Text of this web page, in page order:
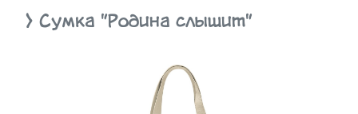
Сумка "Родина слышит"